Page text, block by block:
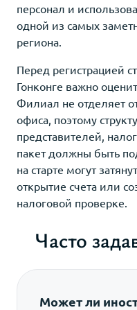
персонал и
одной из самых
региона.
Перед регистрацией
Гонконге важно
Филиал не отделяет
офиса, поэтому
представителей,
пакет должны быть
на старте могут
открытие счета или
налоговой проверке.
Часто
Может ли